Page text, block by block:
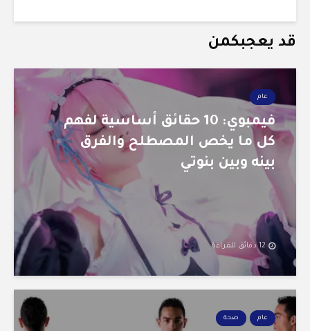
قد يعجبكمن
عام
فيمبوي: 10 حقائق أساسية لفهم
كل ما يخص المصطلح والفرق
بينه وبين بنوتي
12 دقائق للقراءة
عام صحة